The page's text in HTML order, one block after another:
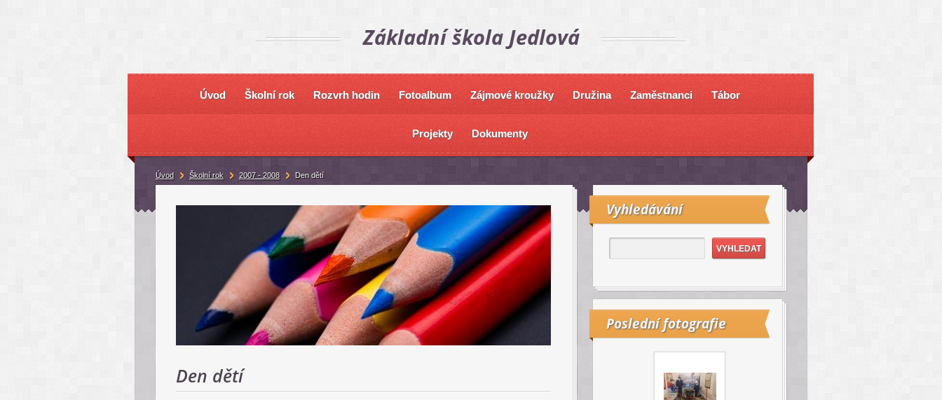
Základní škola Jedlová
Úvod Školní rok Rozvrh hodin Fotoalbum Zájmové kroužky Družina Zaměstnanci Tábor
Projekty Dokumenty
Den dětí
Vyhledávání
Poslední fotografie
Úvod Školní rok 2007 - 2008 Den dětí